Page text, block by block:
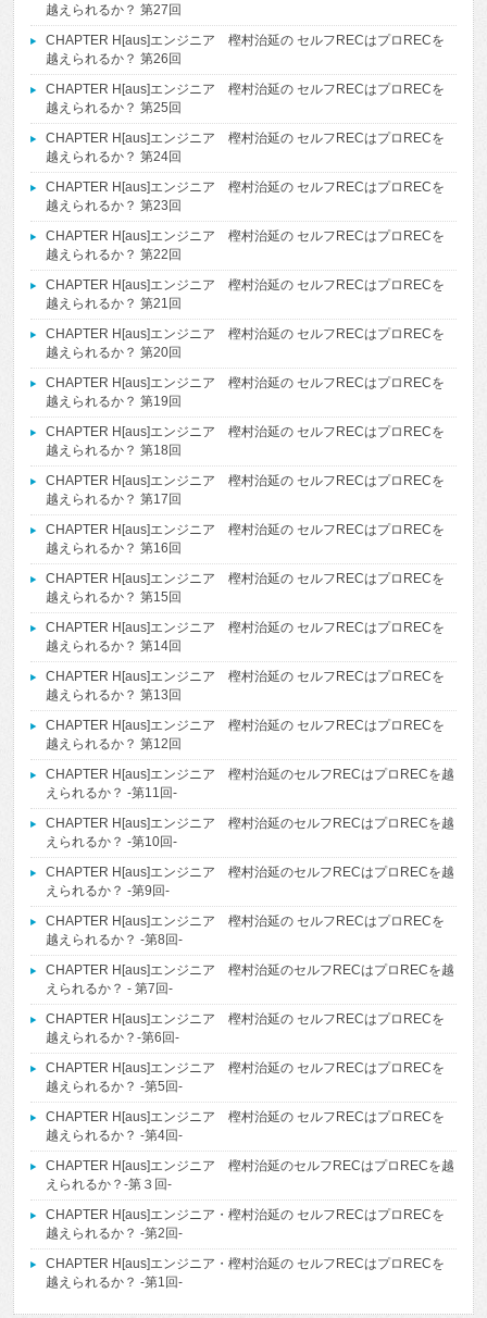
越えられるか？ 第27回
CHAPTER H[aus]エンジニア 樫村治延の セルフRECはプロRECを
越えられるか？ 第26回
CHAPTER H[aus]エンジニア 樫村治延の セルフRECはプロRECを
越えられるか？ 第25回
CHAPTER H[aus]エンジニア 樫村治延の セルフRECはプロRECを
越えられるか？ 第24回
CHAPTER H[aus]エンジニア 樫村治延の セルフRECはプロRECを
越えられるか？ 第23回
CHAPTER H[aus]エンジニア 樫村治延の セルフRECはプロRECを
越えられるか？ 第22回
CHAPTER H[aus]エンジニア 樫村治延の セルフRECはプロRECを
越えられるか？ 第21回
CHAPTER H[aus]エンジニア 樫村治延の セルフRECはプロRECを
越えられるか？ 第20回
CHAPTER H[aus]エンジニア 樫村治延の セルフRECはプロRECを
越えられるか？ 第19回
CHAPTER H[aus]エンジニア 樫村治延の セルフRECはプロRECを
越えられるか？ 第18回
CHAPTER H[aus]エンジニア 樫村治延の セルフRECはプロRECを
越えられるか？ 第17回
CHAPTER H[aus]エンジニア 樫村治延の セルフRECはプロRECを
越えられるか？ 第16回
CHAPTER H[aus]エンジニア 樫村治延の セルフRECはプロRECを
越えられるか？ 第15回
CHAPTER H[aus]エンジニア 樫村治延の セルフRECはプロRECを
越えられるか？ 第14回
CHAPTER H[aus]エンジニア 樫村治延の セルフRECはプロRECを
越えられるか？ 第13回
CHAPTER H[aus]エンジニア 樫村治延の セルフRECはプロRECを
越えられるか？ 第12回
CHAPTER H[aus]エンジニア 樫村治延のセルフRECはプロRECを越
えられるか？ -第11回-
CHAPTER H[aus]エンジニア 樫村治延のセルフRECはプロRECを越
えられるか？ -第10回-
CHAPTER H[aus]エンジニア 樫村治延のセルフRECはプロRECを越
えられるか？ -第9回-
CHAPTER H[aus]エンジニア 樫村治延の セルフRECはプロRECを
越えられるか？ -第8回-
CHAPTER H[aus]エンジニア 樫村治延のセルフRECはプロRECを越
えられるか？ - 第7回-
CHAPTER H[aus]エンジニア 樫村治延の セルフRECはプロRECを
越えられるか？-第6回-
CHAPTER H[aus]エンジニア 樫村治延の セルフRECはプロRECを
越えられるか？ -第5回-
CHAPTER H[aus]エンジニア 樫村治延の セルフRECはプロRECを
越えられるか？ -第4回-
CHAPTER H[aus]エンジニア 樫村治延のセルフRECはプロRECを越
えられるか？-第３回-
CHAPTER H[aus]エンジニア・樫村治延の セルフRECはプロRECを
越えられるか？ -第2回-
CHAPTER H[aus]エンジニア・樫村治延の セルフRECはプロRECを
越えられるか？ -第1回-